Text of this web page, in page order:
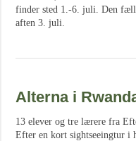
finder sted 1.-6. juli. Den
aften 3. juli.
Alterna i
13 elever og tre lærere fra
Efter en kort sightseeingtur i